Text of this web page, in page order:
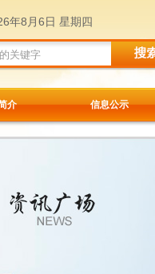
年8月6日 星期四
介 信息公示